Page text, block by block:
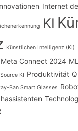
Internet
KI
Künstlichen Intelligenz (KI)
Meta Connect 2024 ML
KI Produktivität
Ban Smart Glasses